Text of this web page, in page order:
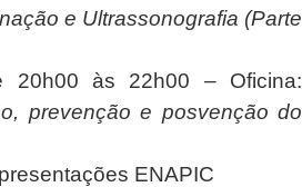
e Ultrassonografia (Parte
20h00 às 22h00 – Oficina:
prevenção e posvenção do
ENAPIC